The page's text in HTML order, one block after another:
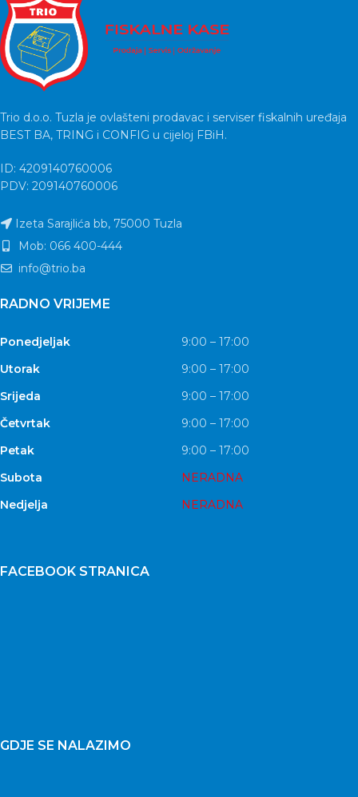
Trio d.o.o. Tuzla je ovlašteni prodavac i serviser fiskalnih uređaja
BEST BA, TRING i CONFIG u cijeloj FBiH.
ID: 4209140760006
PDV: 209140760006
Izeta Sarajlića bb, 75000 Tuzla
Mob: 066 400-444
info@trio.ba
RADNO VRIJEME
Ponedjeljak
9:00 – 17:00
Utorak
9:00 – 17:00
Srijeda
9:00 – 17:00
Četvrtak
9:00 – 17:00
Petak
9:00 – 17:00
Subota
NERADNA
Nedjelja
NERADNA
FACEBOOK STRANICA
GDJE SE NALAZIMO